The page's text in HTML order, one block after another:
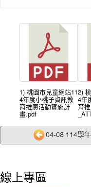
1) 桃園市兒童網站11
4年度小桃子資訊教
育推廣活動實施計
畫.pdf
2)
4年
育
04-08 114學
線上專區